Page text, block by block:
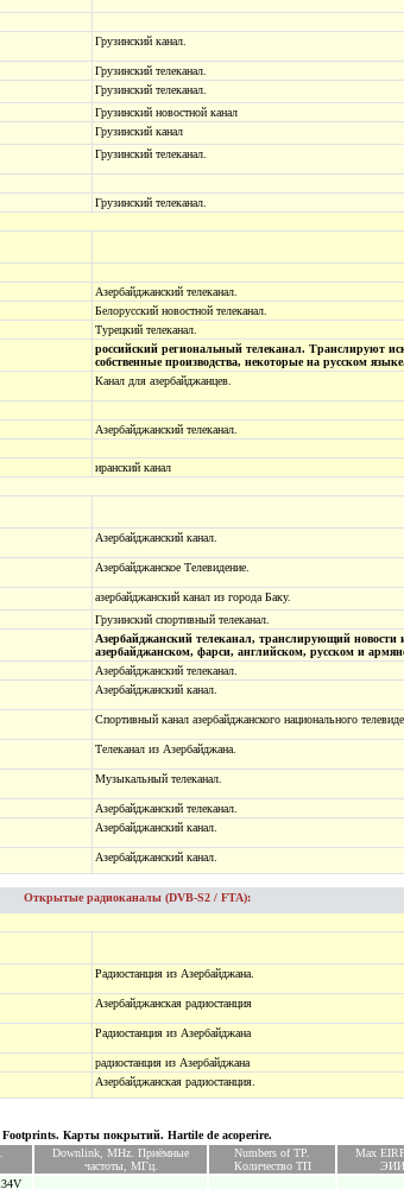
Грузинский канал.
Грузинский телеканал.
Грузинский телеканал.
Грузинский новостной канал
Грузинский канал
Грузинский телеканал.
Грузинский телеканал.
Азербайджанский телеканал.
Белорусский новостной телеканал.
Турецкий телеканал.
российский региональный телеканал. Транслируют
собственные производства, некоторые на русском языке.
Канал для азербайджанцев.
Азербайджанский телеканал.
иранский канал
Азербайджанский канал.
Азербайджанское Телевидение.
азербайджанский канал из города Баку.
Грузинский спортивный телеканал.
Азербайджанский телеканал, транслирующий новости
азербайджанском, фарси, английском, русском и
Азербайджанский телеканал.
Азербайджанский канал.
Спортивный канал азербайджанского национального
Телеканал из Азербайджана.
Музыкальный телеканал.
Азербайджанский телеканал.
Азербайджанский канал.
Азербайджанский канал.
Открытые радиоканалы (DVB-S2 / FTA):
Радиостанция из Азербайджана.
Азербайджанская радиостанция
Радиостанция из Азербайджана
радиостанция из Азербайджана
Азербайджанская радиостанция.
Footprints. Карты покрытий. Hartile de acoperire.
Downlink, MHz. Приёмные
частоты, МГц.
Numbers of TP.
Количество ТП
Max